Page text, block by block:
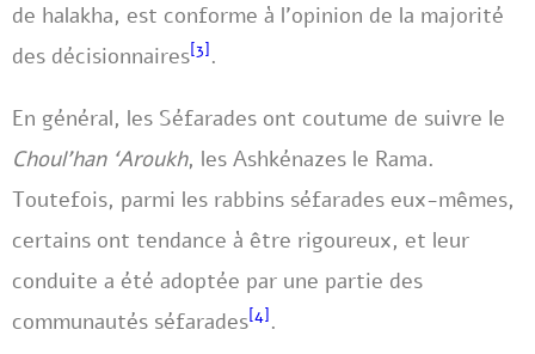
de halakha, est conforme à l’opinion de la majorité
des décisionnaires[3] .
En général, les Séfarades ont coutume de suivre le
Choul’han ‘Aroukh, les Ashkénazes le Rama.
Toutefois, parmi les rabbins séfarades eux-mêmes,
certains ont tendance à être rigoureux, et leur
conduite a été adoptée par une partie des
communautés séfarades[4] .